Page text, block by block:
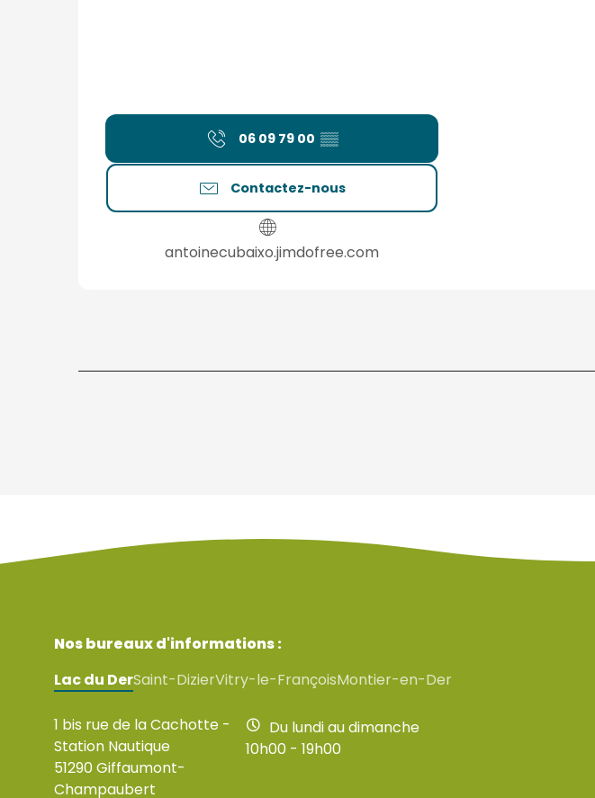
06 09 79 00 ▒▒
Contactez-nous
antoinecubaixo.jimdofree.com
Nos bureaux d'informations :
Lac du DerSaint-DizierVitry-le-FrançoisMontier-en-Der
1 bis rue de la Cachotte -
Station Nautique
51290 Giffaumont-
Champaubert
Du lundi au dimanche
10h00 - 19h00